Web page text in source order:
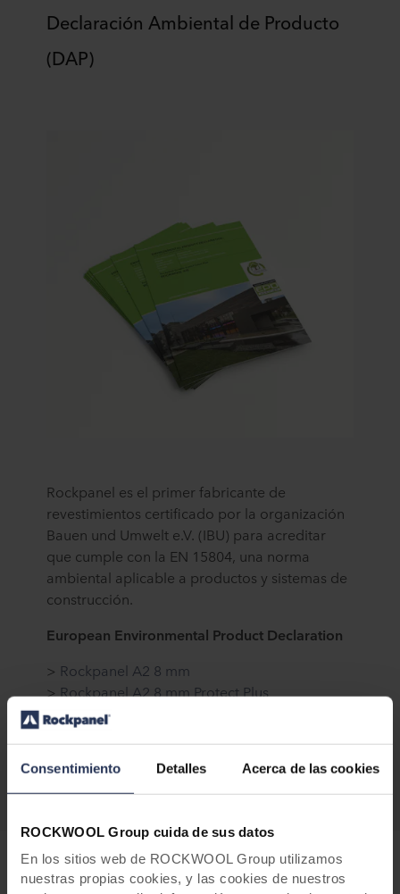
Consentimiento Detalles Acerca de las cookies
ROCKWOOL Group cuida de sus datos
En los sitios web de ROCKWOOL Group utilizamos
nuestras propias cookies, y las cookies de nuestros
Declaración Ambiental de Producto
(DAP)
Rockpanel es el primer fabricante de
revestimientos certificado por la organización
Bauen und Umwelt e.V. (IBU) para acreditar
que cumple con la EN 15804, una norma
ambiental aplicable a productos y sistemas de
construcción.
European Environmental Product Declaration
> Rockpanel A2 8 mm
>Rockpanel A2 8 mm Protect Plus
>Rockpanel A2 9 mm
Rockpanel A2 9 mm Protect Plus